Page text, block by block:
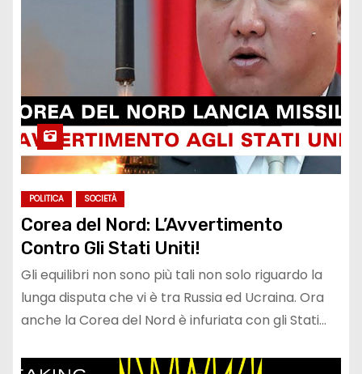
POLITICA SOCIETÀ
Corea del Nord: L’Avvertimento
Contro Gli Stati Uniti!
Gli equilibri non sono più tali non solo riguardo la
lunga disputa che vi è tra Russia ed Ucraina. Ora
anche la Corea del Nord è infuriata con gli Stati…